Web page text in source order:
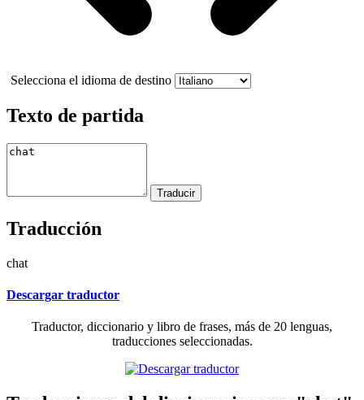
Selecciona el idioma de destino
Texto de partida
Traducción
chat
Descargar traductor
Traductor, diccionario y libro de frases, más de 20 lenguas,
traducciones seleccionadas.